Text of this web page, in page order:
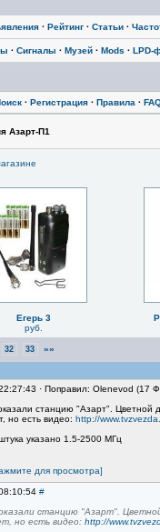
· Рейтинг · Статьи ·
· Сигналы · Музей · Mods · LPD-
· Регистрация · Правила ·
Азарт-П1
Егерь 3
руб.
32 33 »»
· Поправил: Olenevod (17
станцию "Азарт".
но есть видео: http://
указано 1.5-2500 МГц
для просмотра]
#
станцию "Азарт".
но есть видео: http://